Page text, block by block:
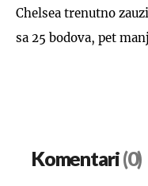
Chelsea trenutno
sa 25 bodova, pet
Komentari(0)